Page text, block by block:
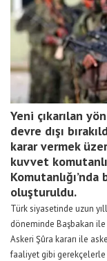
Yeni çıkarılan
devre dışı
karar vermek
kuvvet
oluşturuldu.
Türk siyasetinde uzun
döneminde Başbakan ile
Askeri Şûra kararı ile
faaliyet gibi gerekçelerle